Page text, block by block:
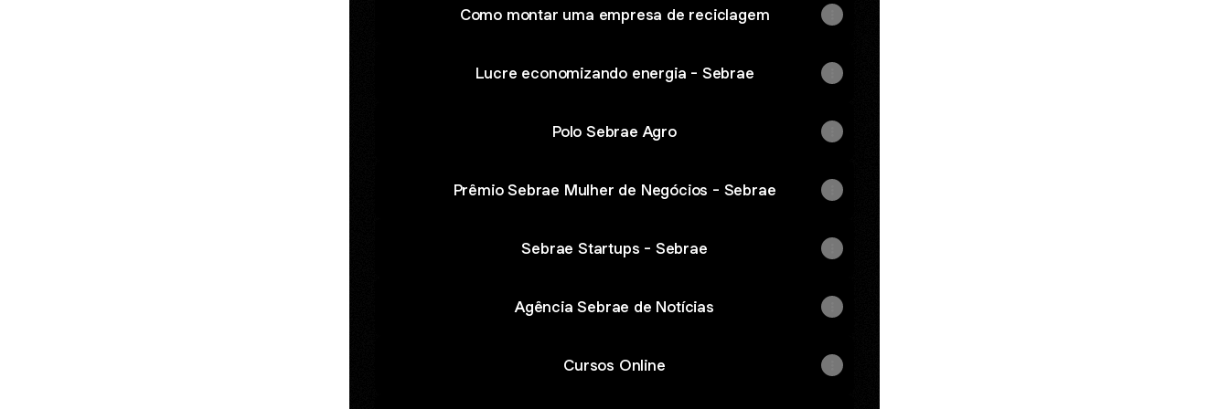
Como montar uma empresa de reciclagem
Lucre economizando energia - Sebrae
Polo Sebrae Agro
Prêmio Sebrae Mulher de Negócios - Sebrae
Sebrae Startups - Sebrae
Agência Sebrae de Notícias
Cursos Online